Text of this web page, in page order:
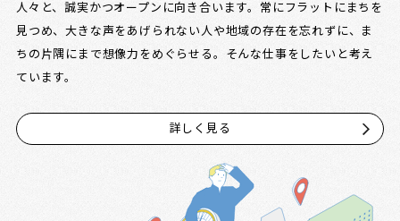
人々と、誠実かつオープンに向き合います。常にフラットにまちを
見つめ、大きな声をあげられない人や地域の存在を忘れずに、ま
ちの片隅にまで想像力をめぐらせる。そんな仕事をしたいと考え
ています。
詳しく見る